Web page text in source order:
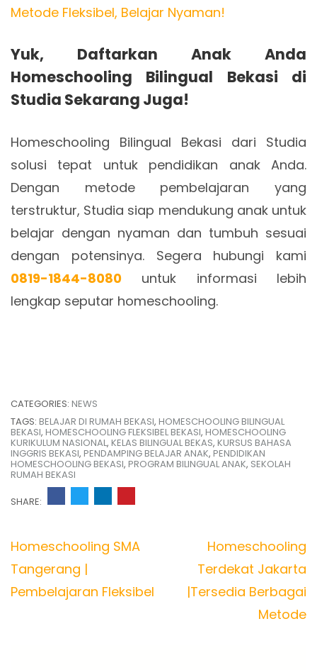
Metode Fleksibel, Belajar Nyaman!
Yuk, Daftarkan Anak Anda
Homeschooling Bilingual Bekasi di
Studia Sekarang Juga!
Homeschooling Bilingual Bekasi dari Studia
solusi tepat untuk pendidikan anak Anda.
Dengan metode pembelajaran yang
terstruktur, Studia siap mendukung anak untuk
belajar dengan nyaman dan tumbuh sesuai
dengan potensinya. Segera hubungi kami
0819-1844-8080 untuk informasi lebih
lengkap seputar homeschooling.
CATEGORIES: NEWS
TAGS: BELAJAR DI RUMAH BEKASI, HOMESCHOOLING BILINGUAL
BEKASI, HOMESCHOOLING FLEKSIBEL BEKASI, HOMESCHOOLING
KURIKULUM NASIONAL, KELAS BILINGUAL BEKAS, KURSUS BAHASA
INGGRIS BEKASI, PENDAMPING BELAJAR ANAK, PENDIDIKAN
HOMESCHOOLING BEKASI, PROGRAM BILINGUAL ANAK, SEKOLAH
RUMAH BEKASI
SHARE:
Post
navigation
Homeschooling SMA
Tangerang |
Pembelajaran Fleksibel
Homeschooling
Terdekat Jakarta
|Tersedia Berbagai
Metode